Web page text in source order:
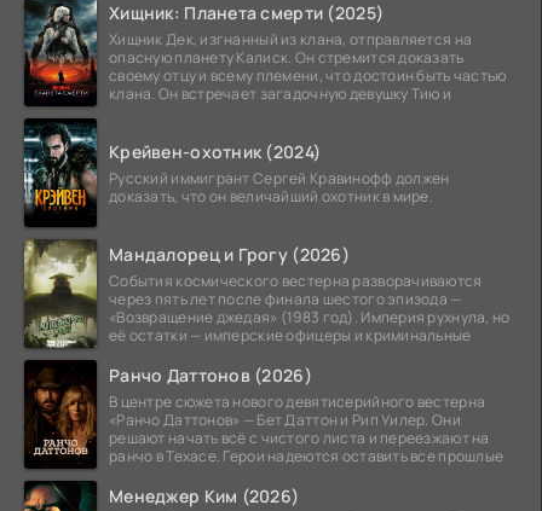
Хищник: Планета смерти (2025)
Хищник Дек, изгнанный из клана, отправляется на
опасную планету Калиск. Он стремится доказать
своему отцу и всему племени, что достоин быть частью
клана. Он встречает загадочную девушку Тию и
Крейвен-охотник (2024)
Русский иммигрант Сергей Кравинофф должен
доказать, что он величайший охотник в мире.
Мандалорец и Грогу (2026)
События космического вестерна разворачиваются
через пять лет после финала шестого эпизода —
«Возвращение джедая» (1983 год). Империя рухнула, но
её остатки — имперские офицеры и криминальные
Ранчо Даттонов (2026)
В центре сюжета нового девятисерийного вестерна
«Ранчо Даттонов» — Бет Даттон и Рип Уилер. Они
решают начать всё с чистого листа и переезжают на
ранчо в Техасе. Герои надеются оставить все прошлые
Менеджер Ким (2026)